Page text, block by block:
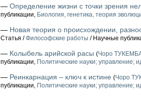
— Определение жизни с точки зрения
публикации, Биология, генетика, теория
— Новая теория о происхождении,
Статья /Философские работы / Научные
— Колыбель арийской расы (Чоро
публикации, Политические науки; управление;
— Реинкарнация – ключ к истине (Чоро
публикации, Политические науки; управление;